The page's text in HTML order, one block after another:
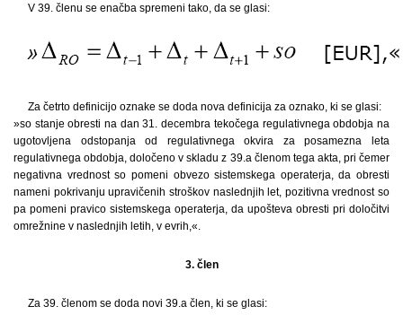
V 39. členu se enačba spremeni tako, da se glasi:
Za četrto definicijo oznake se doda nova definicija za oznako, ki se glasi:
»so stanje obresti na dan 31. decembra tekočega regulativnega obdobja na
ugotovljena odstopanja od regulativnega okvira za posamezna leta
regulativnega obdobja, določeno v skladu z 39.a členom tega akta, pri čemer
negativna vrednost so pomeni obvezo sistemskega operaterja, da obresti
nameni pokrivanju upravičenih stroškov naslednjih let, pozitivna vrednost so
pa pomeni pravico sistemskega operaterja, da upošteva obresti pri določitvi
omrežnine v naslednjih letih, v evrih,«.
3. člen
Za 39. členom se doda novi 39.a člen, ki se glasi: